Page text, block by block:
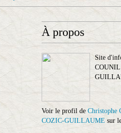
À propos
Site
COUNIL
Voir le profil de Christophe
COZIC-GUILLAUME sur